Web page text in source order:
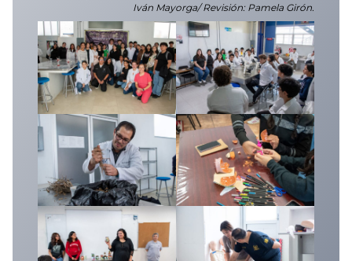
Iván Mayorga/ Revisión: Pamela Girón.